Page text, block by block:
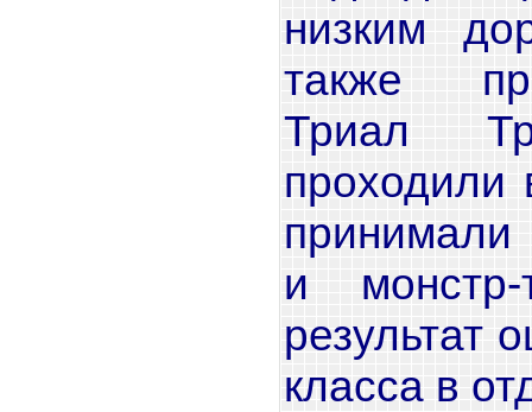
низким
также
Триал
проходили
принимали
и
результат
класса в